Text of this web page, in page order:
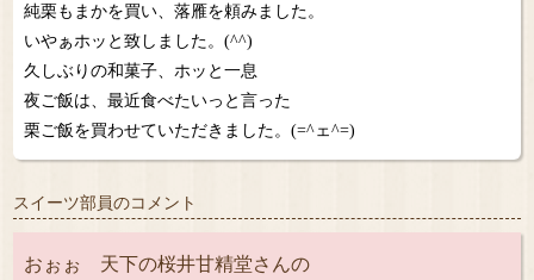
純栗もまかを買い、落雁を頼みました。
いやぁホッと致しました。(^^)
久しぶりの和菓子、ホッと一息
夜ご飯は、最近食べたいっと言った
栗ご飯を買わせていただきました。(=^ェ^=)
スイーツ部員のコメント
おぉぉ 天下の桜井甘精堂さんの